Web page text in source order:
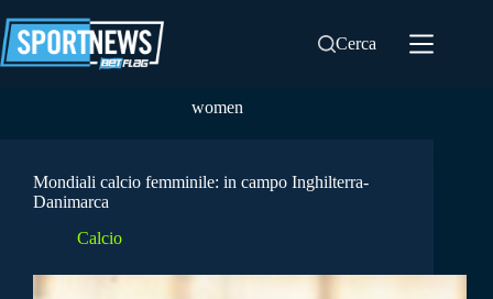
al
contenuto
Cerca
women
Mondiali calcio femminile: in campo Inghilterra-
Danimarca
Calcio